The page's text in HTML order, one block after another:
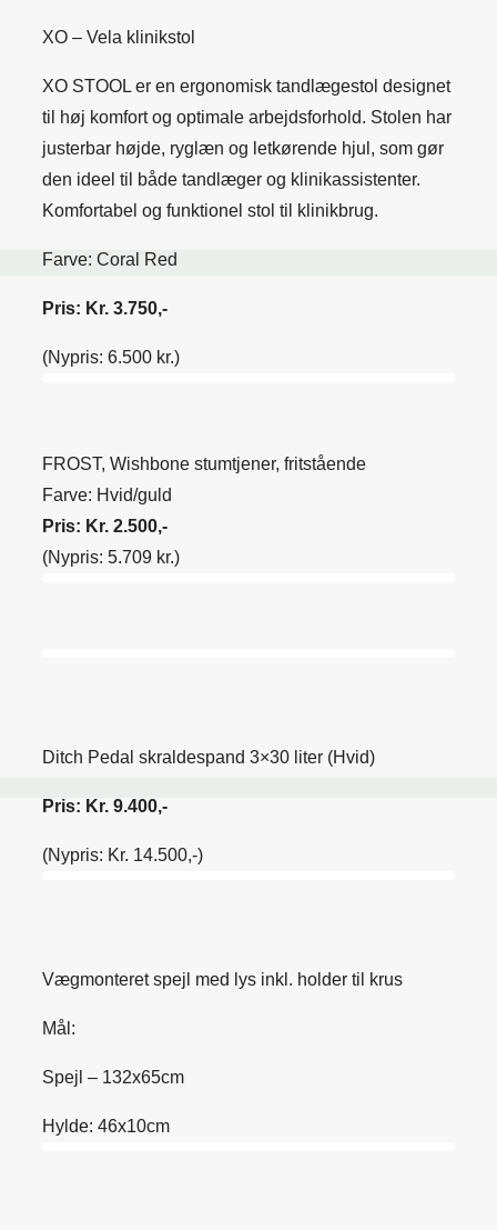
XO – Vela klinikstol
XO STOOL er en ergonomisk tandlægestol designet
til høj komfort og optimale arbejdsforhold. Stolen har
justerbar højde, ryglæn og letkørende hjul, som gør
den ideel til både tandlæger og klinikassistenter.
Komfortabel og funktionel stol til klinikbrug.
Farve: Coral Red
Pris: Kr. 3.750,-
(Nypris: 6.500 kr.)
FROST, Wishbone stumtjener, fritstående
Farve: Hvid/guld
Pris: Kr. 2.500,-
(Nypris: 5.709 kr.)
Ditch Pedal skraldespand 3×30 liter (Hvid)
Pris: Kr. 9.400,-
(Nypris: Kr. 14.500,-)
Vægmonteret spejl med lys inkl. holder til krus
Mål:
Spejl – 132x65cm
Hylde: 46x10cm